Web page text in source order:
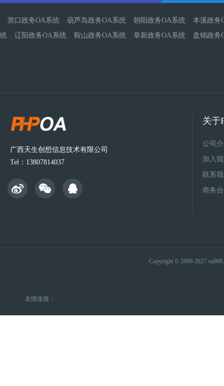
营口政务OA系统 葫芦岛政务OA系统 朝阳政务OA系统
本溪政务
统
辽阳政务OA系统 鞍山政务OA系统 阜新政务OA系统 盘锦政务
广西天生创想信息技术有限公司
Tel：13807814037
关于
公司
加入
联系
商务
Copyright © 2009-2027
友情连接：